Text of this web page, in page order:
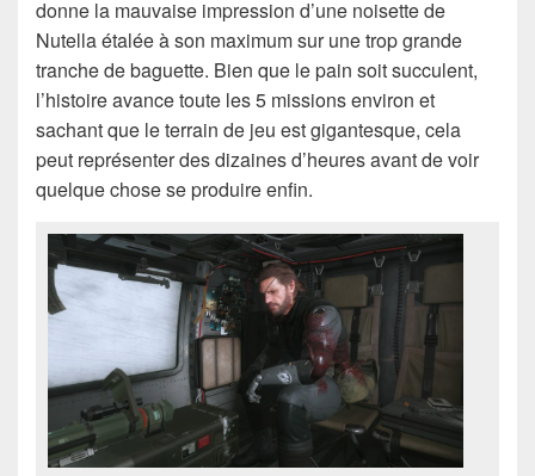
donne la mauvaise impression d’une noisette de
Nutella étalée à son maximum sur une trop grande
tranche de baguette. Bien que le pain soit succulent,
l’histoire avance toute les 5 missions environ et
sachant que le terrain de jeu est gigantesque, cela
peut représenter des dizaines d’heures avant de voir
quelque chose se produire enfin.